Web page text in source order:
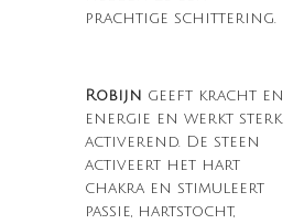
prachtige schittering.
Robijn geeft kracht en
energie en werkt sterk
activerend. De steen
activeert het hart
chakra en stimuleert
passie, hartstocht,